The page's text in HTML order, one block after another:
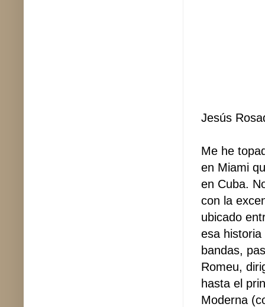
Jesús
Me he
en Miami
en Cuba.
con la
ubicado
esa
bandas,
Romeu,
hasta el
Moderna